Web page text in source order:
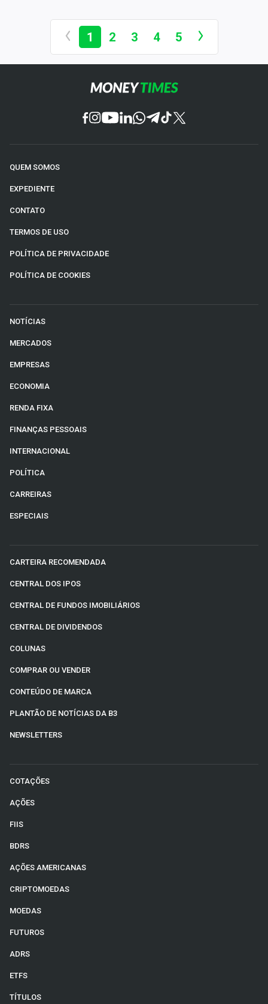
1 2 3 4 5
QUEM SOMOS
EXPEDIENTE
CONTATO
TERMOS DE USO
POLÍTICA DE PRIVACIDADE
POLÍTICA DE COOKIES
NOTÍCIAS
MERCADOS
EMPRESAS
ECONOMIA
RENDA FIXA
FINANÇAS PESSOAIS
INTERNACIONAL
POLÍTICA
CARREIRAS
ESPECIAIS
CARTEIRA RECOMENDADA
CENTRAL DOS IPOS
CENTRAL DE FUNDOS IMOBILIÁRIOS
CENTRAL DE DIVIDENDOS
COLUNAS
COMPRAR OU VENDER
CONTEÚDO DE MARCA
PLANTÃO DE NOTÍCIAS DA B3
NEWSLETTERS
COTAÇÕES
AÇÕES
FIIS
BDRS
AÇÕES AMERICANAS
CRIPTOMOEDAS
MOEDAS
FUTUROS
ADRS
ETFS
TÍTULOS